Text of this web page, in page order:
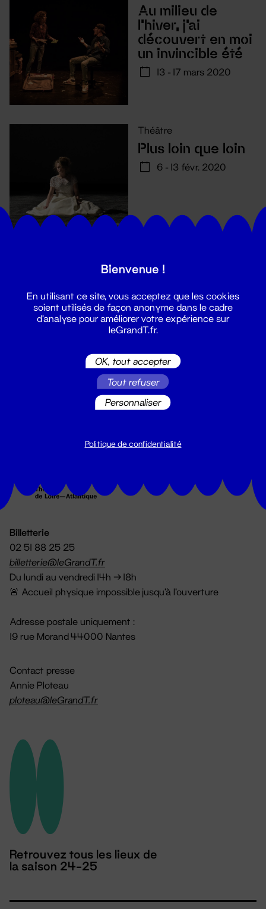
Au milieu de
l'hiver, j'ai
découvert en moi
un invincible été
13 - 17 mars 2020
Théâtre
Plus loin que loin
6 - 13 févr. 2020
Suivez toutes les actualités du
Billetterie
02 51 88 25 25
billetterie@leGrandT.fr
Du lundi au vendredi 14h → 18h
🚨 Accueil physique impossible jusqu'à l'ouverture
Adresse postale uniquement :
19 rue Morand 44000 Nantes
Contact presse
Annie Ploteau
ploteau@leGrandT.fr
Retrouvez tous les lieux de
la saison 24-25
Bienvenue !
En utilisant ce site, vous acceptez que les cookies
soient utilisés de façon anonyme dans le cadre
d'analyse pour améliorer votre expérience sur
leGrandT.fr.
OK, tout accepter
Tout refuser
Personnaliser
Politique de confidentialité